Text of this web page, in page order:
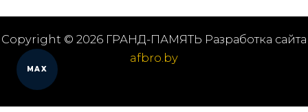
Copyright © 2026 ГРАНД-ПАМЯТЬ Разработка сайта
afbro.by
MAX